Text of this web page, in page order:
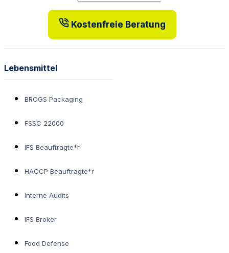
Kostenfreie Beratung
Lebensmittel
BRCGS Packaging
FSSC 22000
IFS Beauftragte*r
HACCP Beauftragte*r
Interne Audits
IFS Broker
Food Defense